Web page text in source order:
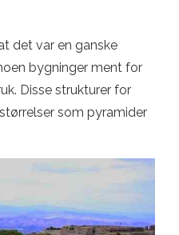
det var en ganske
bygninger ment for
Disse strukturer for
som pyramider